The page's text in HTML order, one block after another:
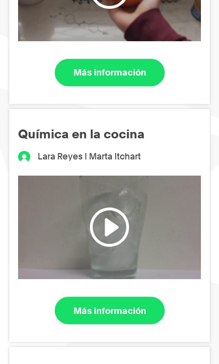
Más información
Química en la cocina
Lara Reyes I Marta Itchart
Más información